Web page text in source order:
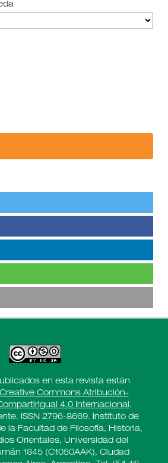
en esta revista están
Commons Atribución-
4.0 Internacional.
ISSN 2796-8669. Instituto de
la Facultad de Filosofía, Historia,
Orientales, Universidad del
1845 (C1050AAK), Ciudad